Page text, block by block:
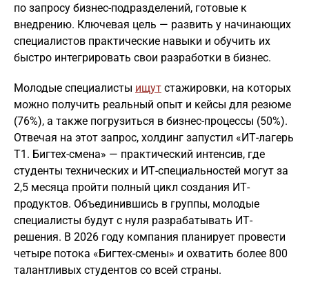
по запросу бизнес-подразделений, готовые к
внедрению. Ключевая цель — развить у начинающих
специалистов практические навыки и обучить их
быстро интегрировать свои разработки в бизнес.
Молодые специалисты ищут стажировки, на которых
можно получить реальный опыт и кейсы для резюме
(76%), а также погрузиться в бизнес-процессы (50%).
Отвечая на этот запрос, холдинг запустил «ИТ-лагерь
Т1. Бигтех-смена» — практический интенсив, где
студенты технических и ИТ-специальностей могут за
2,5 месяца пройти полный цикл создания ИТ-
продуктов. Объединившись в группы, молодые
специалисты будут с нуля разрабатывать ИТ-
решения. В 2026 году компания планирует провести
четыре потока «Бигтех-смены» и охватить более 800
талантливых студентов со всей страны.